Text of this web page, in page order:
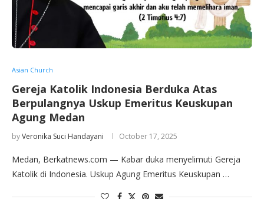
Asian Church
Gereja Katolik Indonesia Berduka Atas
Berpulangnya Uskup Emeritus Keuskupan
Agung Medan
byVeronika Suci Handayani October 17, 2025
Medan, Berkatnews.com — Kabar duka menyelimuti Gereja
Katolik di Indonesia. Uskup Agung Emeritus Keuskupan …